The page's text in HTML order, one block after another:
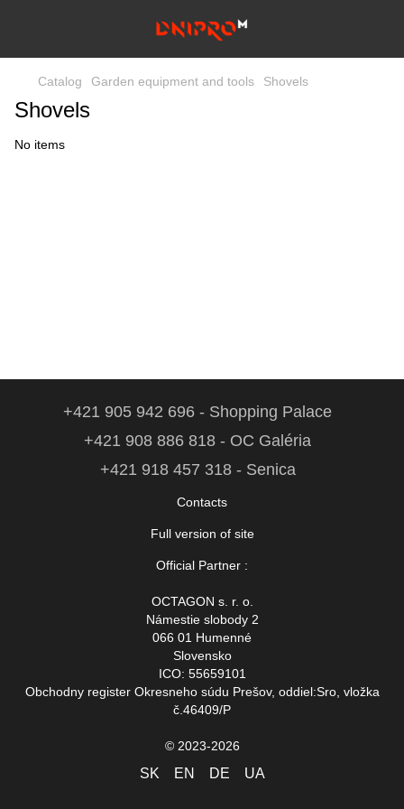
Catalog Garden equipment and tools Shovels
Shovels
No items
+421 905 942 696 - Shopping Palace
+421 908 886 818 - OC Galéria
+421 918 457 318 - Senica
Contacts
Full version of site
Official Partner :
OCTAGON s. r. o.
Námestie slobody 2
066 01 Humenné
Slovensko
ICO: 55659101
Obchodny register Okresneho súdu Prešov, oddiel:Sro, vložka
č.46409/P
© 2023-2026
SK EN DE UA